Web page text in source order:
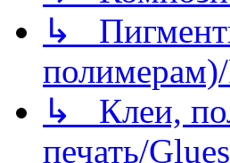
↳
↳ Клеи,
печать/